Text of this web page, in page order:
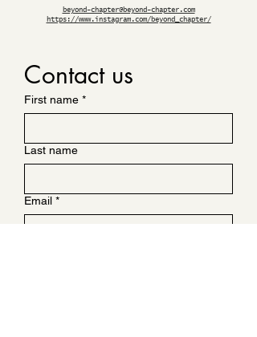
beyond-chapter@beyond-chapter.com
https://www.instagram.com/beyond_chapter/
Contact us
First name *
Last name
Email *